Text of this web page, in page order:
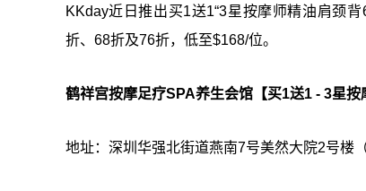
KKday近日推出买1送1“3星按摩师精油肩颈
折、68折及76折，低至$168/位。
鹤祥宫按摩足疗SPA养生会馆【买1送1 - 3星按
地址：深圳华强北街道燕南7号美然大院2号楼